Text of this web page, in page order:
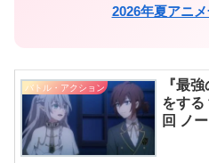
2026年夏アニ
バトル・アクション
『最
をする
回 ノ